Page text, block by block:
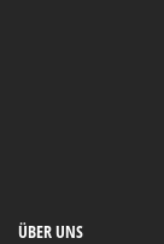
ÜBER UNS